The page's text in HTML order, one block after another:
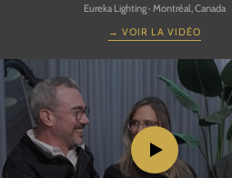
Eureka Lighting · Montréal, Canada
→ VOIR LA VIDÉO